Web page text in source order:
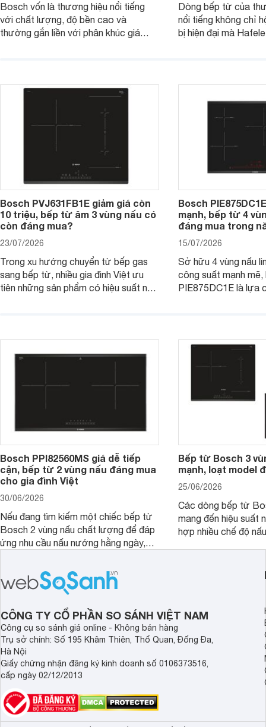
Bosch vốn là thương hiệu nổi tiếng
với chất lượng, độ bền cao và
thường gắn liền với phân khúc giá
đơn vị phân phối với mức giá khá dễ
tiếp cận, thu hút sự quan tâm của
Dòng bếp từ của
nổi tiếng không chỉ
bị hiện đại mà
gia đình.
Bosch PVJ631FB1E giảm giá còn
10 triệu, bếp từ âm 3 vùng nấu có
còn đáng mua?
23/07/2026
Trong xu hướng chuyển từ bếp gas
sang bếp từ, nhiều gia đình Việt ưu
tiên những sản phẩm có hiệu suất nấu
mẫu bếp đáp ứng tốt các tiêu chí này.
Bosch
mạnh, bếp từ 4
đáng mua trong
15/07/2026
Sở hữu 4 vùng nấu
công suất mạnh
PIE875DC1E là lựa
Bosch PPI82560MS giá dễ tiếp
cận, bếp từ 2 vùng nấu đáng mua
cho gia đình Việt
30/06/2026
Nếu đang tìm kiếm một chiếc bếp từ
Bosch 2 vùng nấu chất lượng để đáp
ứng nhu cầu nấu nướng hằng ngày,
chọn đáng cân nhắc.
Bếp từ Bosch 3
mạnh, loạt model
25/06/2026
Các dòng bếp từ
mang đến hiệu suất
hợp nhiều chế độ
vùng nấu đáng mua
CÔNG TY CỔ PHẦN SO SÁNH VIỆT NAM
Công cụ so sánh giá online - Không bán hàng
Trụ sở chính: Số 195 Khâm Thiên, Thổ Quan, Đống Đa,
Hà Nội
Giấy chứng nhận đăng ký kinh doanh số 0106373516,
cấp ngày 02/12/2013